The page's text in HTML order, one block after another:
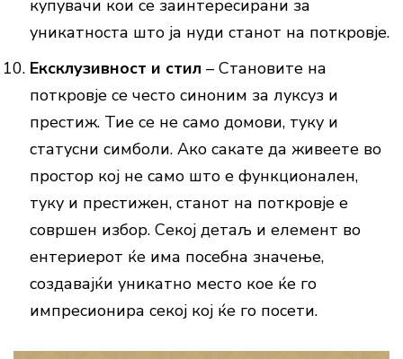
купувачи кои се заинтересирани за
уникатноста што ја нуди станот на поткровје.
Ексклузивност и стил – Становите на
поткровје се често синоним за луксуз и
престиж. Тие се не само домови, туку и
статусни симболи. Ако сакате да живеете во
простор кој не само што е функционален,
туку и престижен, станот на поткровје е
совршен избор. Секој детаљ и елемент во
ентериерот ќе има посебна значење,
создавајќи уникатно место кое ќе го
импресионира секој кој ќе го посети.